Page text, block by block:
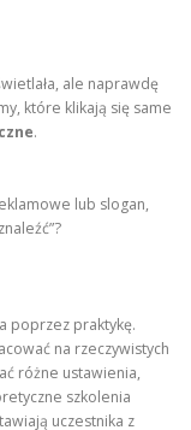
ale naprawdę
które klikają się same
.
lub slogan,
poprzez praktykę.
na rzeczywistych
różne ustawienia,
szkolenia
uczestnika z